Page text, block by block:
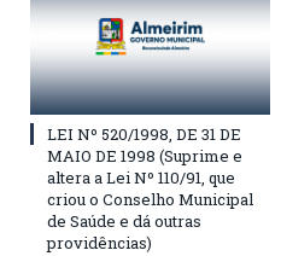
LEI Nº 520/1998, DE 31 DE
MAIO DE 1998 (Suprime e
altera a Lei Nº 110/91, que
criou o Conselho Municipal
de Saúde e dá outras
providências)